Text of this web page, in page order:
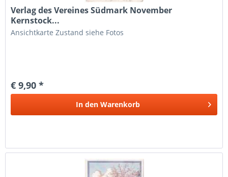
Verlag des Vereines Südmark November
Kernstock...
Ansichtkarte Zustand siehe Fotos
€ 9,90 *
In den Warenkorb